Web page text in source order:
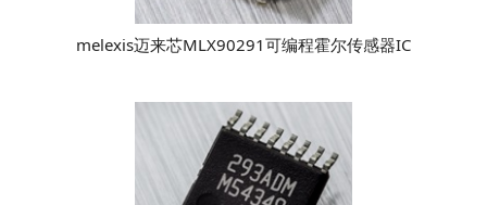
melexis迈来芯MLX90291可编程霍尔传感器IC